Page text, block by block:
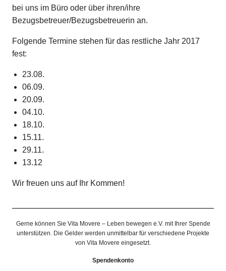
bei uns im Büro oder über ihren/ihre
Bezugsbetreuer/Bezugsbetreuerin an.
Folgende Termine stehen für das restliche Jahr 2017
fest:
23.08.
06.09.
20.09.
04.10.
18.10.
15.11.
29.11.
13.12
Wir freuen uns auf Ihr Kommen!
Gerne können Sie Vita Movere – Leben bewegen e.V. mit Ihrer Spende
unterstützen. Die Gelder werden unmittelbar für verschiedene Projekte
von Vita Movere eingesetzt.
Spendenkonto